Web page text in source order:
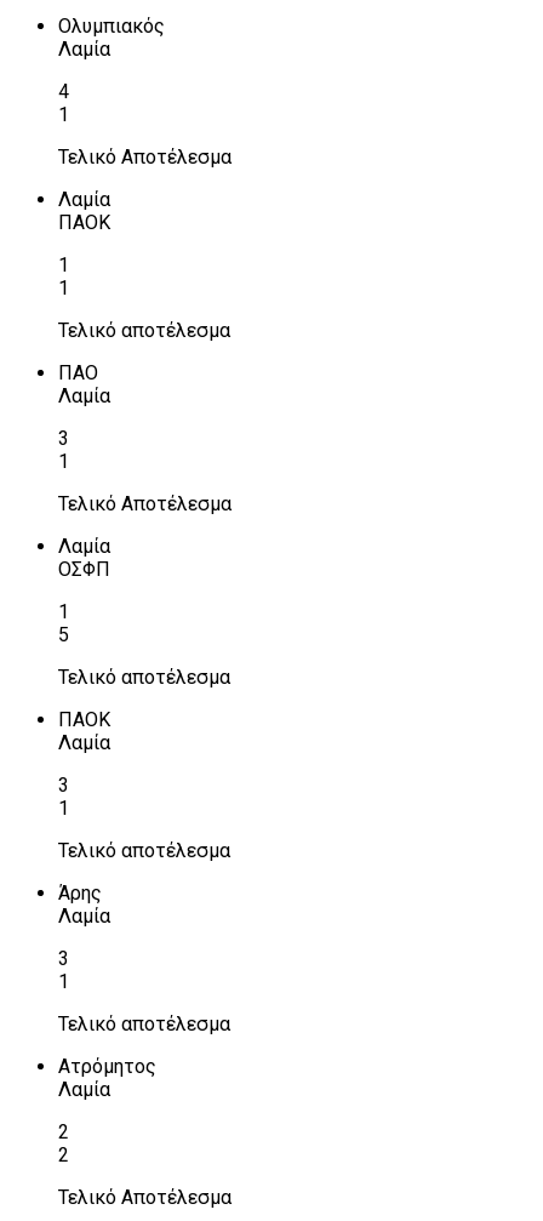
Ολυμπιακός
Λαμία
4
1
Τελικό Αποτέλεσμα
Λαμία
ΠΑΟΚ
1
1
Τελικό αποτέλεσμα
ΠΑΟ
Λαμία
3
1
Τελικό Αποτέλεσμα
Λαμία
ΟΣΦΠ
1
5
Τελικό αποτέλεσμα
ΠΑΟΚ
Λαμία
3
1
Τελικό αποτέλεσμα
Άρης
Λαμία
3
1
Τελικό αποτέλεσμα
Ατρόμητος
Λαμία
2
2
Τελικό Αποτέλεσμα